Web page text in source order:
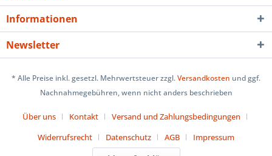
Informationen
Newsletter
* Alle Preise inkl. gesetzl. Mehrwertsteuer zzgl.Versandkosten und ggf.
Nachnahmegebühren, wenn nicht anders beschrieben
Über uns Kontakt
Versand und Zahlungsbedingungen
Widerrufsrecht
Datenschutz AGB Impressum